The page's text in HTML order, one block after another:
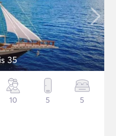
35
10 5 5